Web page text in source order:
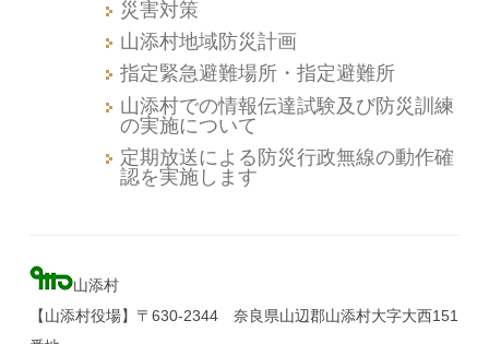
災害対策
山添村地域防災計画
指定緊急避難場所・指定避難所
山添村での情報伝達試験及び防災訓練
の実施について
定期放送による防災行政無線の動作確
認を実施します
山添村
【山添村役場】〒630-2344 奈良県山辺郡山添村大字大西151